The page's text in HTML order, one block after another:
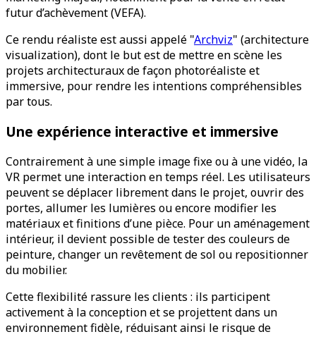
futur d’achèvement (VEFA).
Ce rendu réaliste est aussi appelé "Archviz" (architecture
visualization), dont le but est de mettre en scène les
projets architecturaux de façon photoréaliste et
immersive, pour rendre les intentions compréhensibles
par tous.
Une expérience interactive et immersive
Contrairement à une simple image fixe ou à une vidéo, la
VR permet une interaction en temps réel. Les utilisateurs
peuvent se déplacer librement dans le projet, ouvrir des
portes, allumer les lumières ou encore modifier les
matériaux et finitions d’une pièce. Pour un aménagement
intérieur, il devient possible de tester des couleurs de
peinture, changer un revêtement de sol ou repositionner
du mobilier.
Cette flexibilité rassure les clients : ils participent
activement à la conception et se projettent dans un
environnement fidèle, réduisant ainsi le risque de